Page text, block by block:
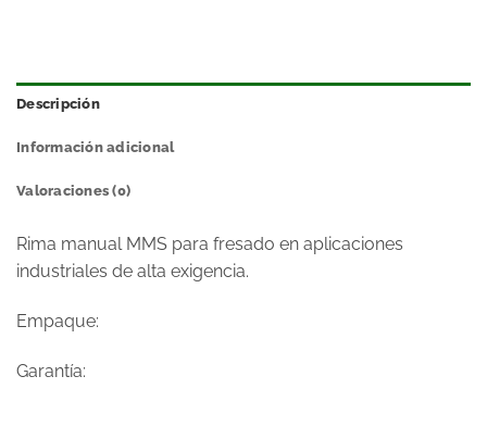
Descripción
Información adicional
Valoraciones (0)
Rima manual MMS para fresado en aplicaciones
industriales de alta exigencia.
Empaque:
Garantía: